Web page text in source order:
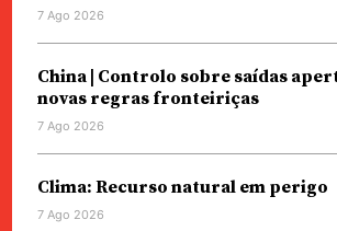
7 Ago 2026
China | Controlo sobre saídas
novas regras fronteiriças
7 Ago 2026
Clima: Recurso natural em perigo
7 Ago 2026